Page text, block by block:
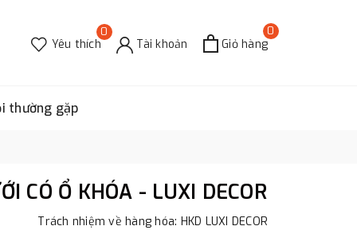
0
Yêu thích Tài khoản
0
Giỏ hàng
thường gặp
CÓ Ổ KHÓA - LUXI DECOR
Trách nhiệm về hàng hóa: HKD LUXI DECOR